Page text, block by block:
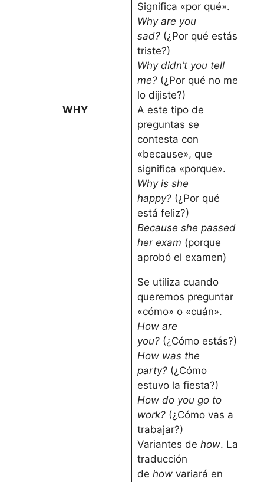
WHY
Significa «por qué».
Why are you
sad?(¿Por qué estás
triste?)
Why didn’t you tell
me?(¿Por qué no me
lo dijiste?)
A este tipo de
preguntas se
contesta con
«because», que
significa «porque».
Why is she
happy?(¿Por qué
está feliz?)
Because she passed
her exam (porque
aprobó el examen)
Se utiliza cuando
queremos preguntar
«cómo» o «cuán».
How are
you?(¿Cómo estás?)
How was the
party?(¿Cómo
estuvo la fiesta?)
How do you go to
work?(¿Cómo vas a
trabajar?)
Variantes de how. La
traducción
de howvariará en